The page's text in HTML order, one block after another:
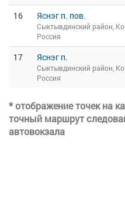
16 Яснэг п. пов.
Сыктывдинский район,
Россия
17 Яснэг п.
Сыктывдинский район,
Россия
* отображение точек на
точный маршрут
автовокзала